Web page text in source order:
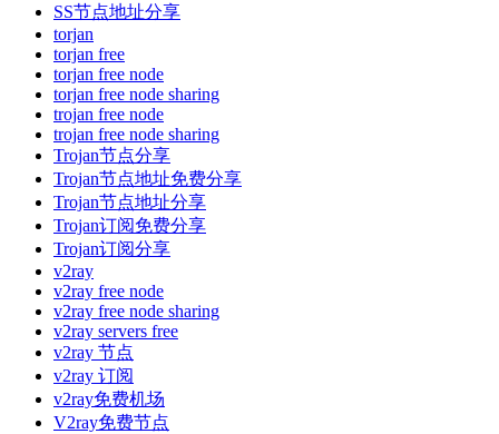
SS节点地址分享
torjan
torjan free
torjan free node
torjan free node sharing
trojan free node
trojan free node sharing
Trojan节点分享
Trojan节点地址免费分享
Trojan节点地址分享
Trojan订阅免费分享
Trojan订阅分享
v2ray
v2ray free node
v2ray free node sharing
v2ray servers free
v2ray 节点
v2ray 订阅
v2ray免费机场
V2ray免费节点